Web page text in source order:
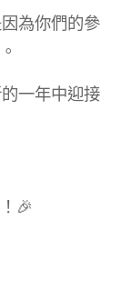
為你們的參
一年中迎接
🎉